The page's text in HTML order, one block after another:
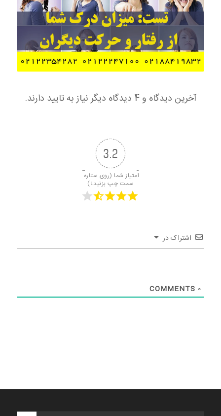
آخرین دیدگاه و 4 دیدگاه دیگر نیاز به تایید دارند.
3.2
امتیاز شما (روی ستاره
سمت چپ بزنید↓)
اشتراک در
0